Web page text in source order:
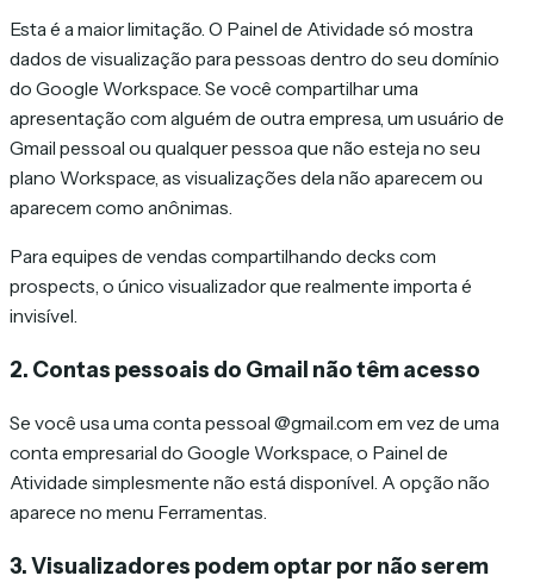
Esta é a maior limitação. O Painel de Atividade só mostra
dados de visualização para pessoas dentro do seu domínio
do Google Workspace. Se você compartilhar uma
apresentação com alguém de outra empresa, um usuário de
Gmail pessoal ou qualquer pessoa que não esteja no seu
plano Workspace, as visualizações dela não aparecem ou
aparecem como anônimas.
Para equipes de vendas compartilhando decks com
prospects, o único visualizador que realmente importa é
invisível.
2. Contas pessoais do Gmail não têm acesso
Se você usa uma conta pessoal @gmail.com em vez de uma
conta empresarial do Google Workspace, o Painel de
Atividade simplesmente não está disponível. A opção não
aparece no menu Ferramentas.
3. Visualizadores podem optar por não serem